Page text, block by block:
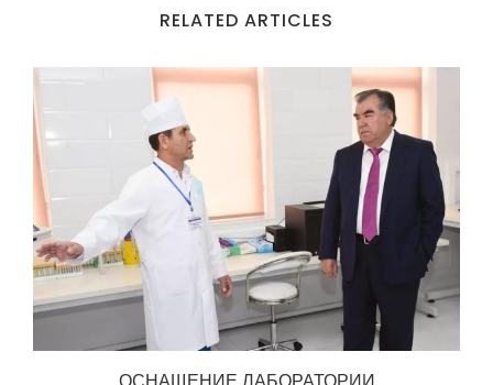
ОСНАЩЕНИЕ ЛАБОРАТОРИИ